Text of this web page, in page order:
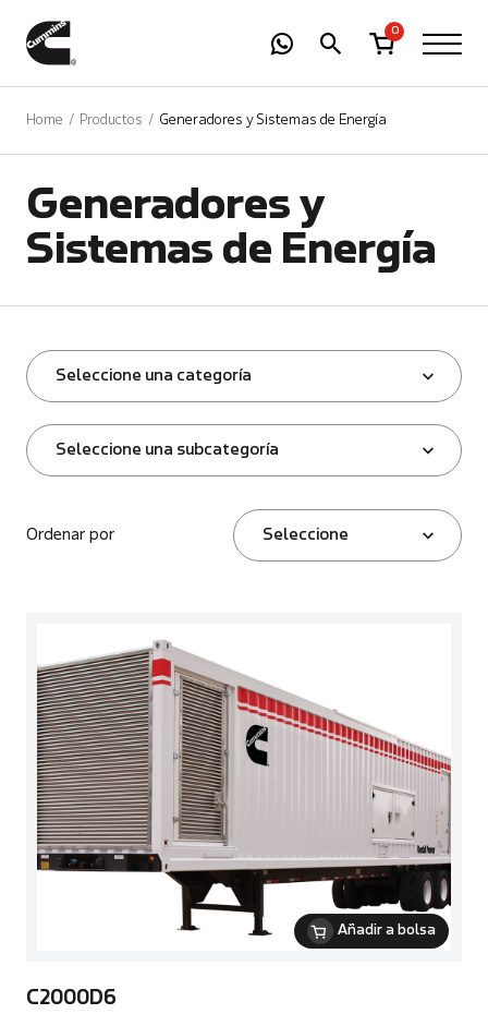
0
Home Productos Generadores y Sistemas de Energía
Generadores y
Sistemas de Energía
Seleccione una categoría
Seleccione una subcategoría
Ordenar por Seleccione
Añadir a bolsa
C2000D6